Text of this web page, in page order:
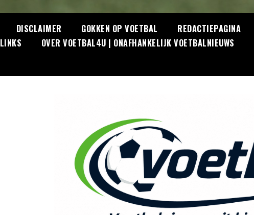
DISCLAIMER GOKKEN OP VOETBAL REDACTIEPAGINA
LINKS OVER VOETBAL4U | ONAFHANKELIJK VOETBALNIEUWS